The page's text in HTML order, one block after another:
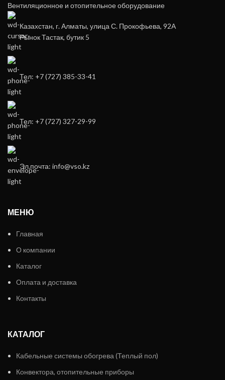
Вентиляционное и отопительное оборудование
Казахстан, г. Алматы, улица С. Прокофьева, 92А
Рынок Тастак, бутик 5
Тел: +7 (727) 385-33-41
Тел: +7 (727) 327-29-99
Эл.почта: info@vso.kz
МЕНЮ
Главная
О компании
Каталог
Оплата и доставка
Контакты
КАТАЛОГ
Кабельные системы обогрева (Теплый пол)
Конвектора, отопительные приборы